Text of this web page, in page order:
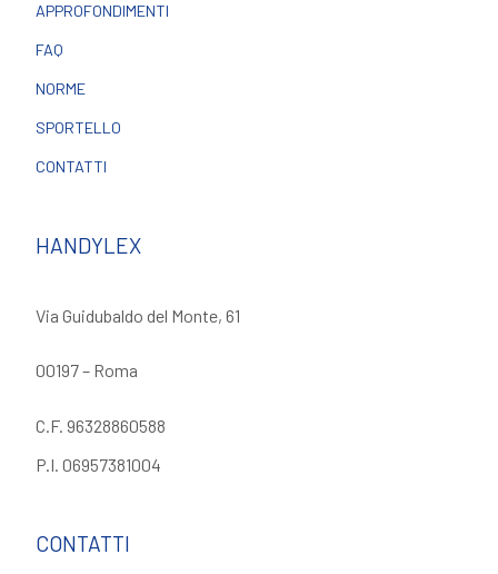
APPROFONDIMENTI
FAQ
NORME
SPORTELLO
CONTATTI
HANDYLEX
Via Guidubaldo del Monte, 61
00197 – Roma
C.F. 96328860588
P.I. 06957381004
CONTATTI